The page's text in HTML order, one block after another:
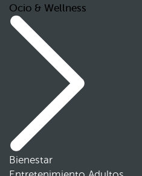
Ocio & Wellness
Bienestar